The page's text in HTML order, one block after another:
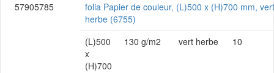
57905785
folia Papier de couleur, (L)500 x (H)700 mm, vert
herbe (6755)
(L)500
x
(H)700
130 g/m2 vert herbe 10